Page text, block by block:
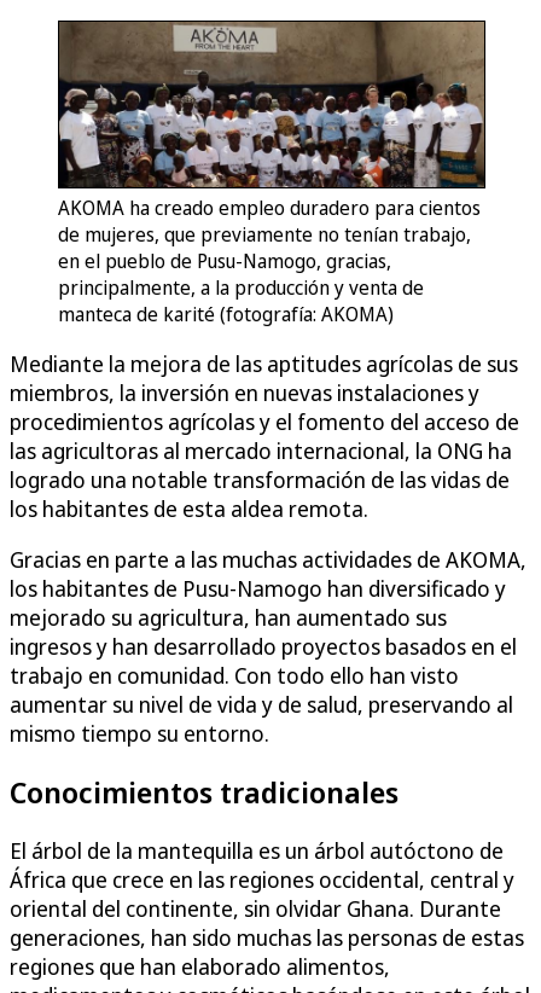
AKOMA ha creado empleo duradero para cientos
de mujeres, que previamente no tenían trabajo,
en el pueblo de Pusu-Namogo, gracias,
principalmente, a la producción y venta de
manteca de karité (fotografía: AKOMA)
Mediante la mejora de las aptitudes agrícolas de sus
miembros, la inversión en nuevas instalaciones y
procedimientos agrícolas y el fomento del acceso de
las agricultoras al mercado internacional, la ONG ha
logrado una notable transformación de las vidas de
los habitantes de esta aldea remota.
Gracias en parte a las muchas actividades de AKOMA,
los habitantes de Pusu-Namogo han diversificado y
mejorado su agricultura, han aumentado sus
ingresos y han desarrollado proyectos basados en el
trabajo en comunidad. Con todo ello han visto
aumentar su nivel de vida y de salud, preservando al
mismo tiempo su entorno.
Conocimientos tradicionales
El árbol de la mantequilla es un árbol autóctono de
África que crece en las regiones occidental, central y
oriental del continente, sin olvidar Ghana. Durante
generaciones, han sido muchas las personas de estas
regiones que han elaborado alimentos,